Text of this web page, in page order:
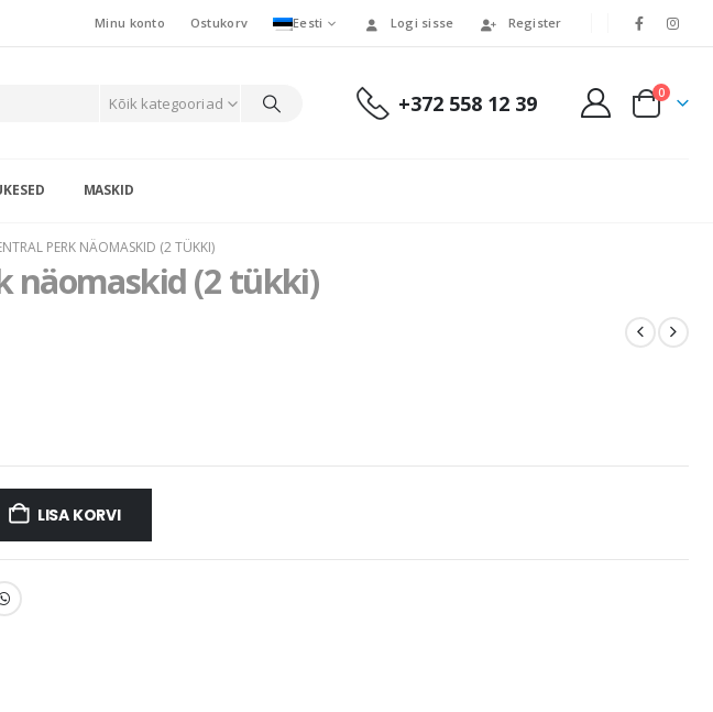
Minu konto Ostukorv Eesti Logi sisse Register
Kõik kategooriad +372 558 12 39 0
MASKID
PERK NÄOMASKID (2 TÜKKI)
näomaskid (2 tükki)
LISA KORVI